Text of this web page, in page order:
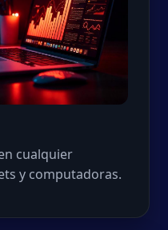
cualquier
y computadoras.